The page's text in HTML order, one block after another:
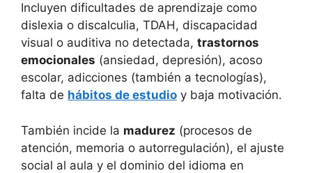
Incluyen dificultades de aprendizaje como
dislexia o discalculia, TDAH, discapacidad
visual o auditiva no detectada, trastornos
emocionales (ansiedad, depresión), acoso
escolar, adicciones (también a tecnologías),
falta de hábitos de estudio y baja motivación.
También incide la madurez (procesos de
atención, memoria o autorregulación), el ajuste
social al aula y el dominio del idioma en